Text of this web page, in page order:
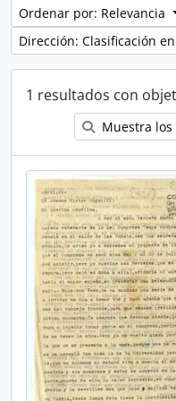
Ordenar por: Relevancia
Dirección: Clasificación
1 resultados con
Muestra